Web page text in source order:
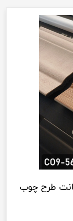
پی وی سی با کیفیت 9 سانت طرح چوب